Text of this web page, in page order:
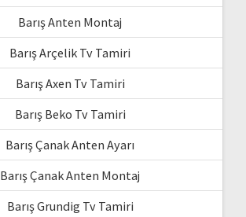
Barış Anten Montaj
Barış Arçelik Tv Tamiri
Barış Axen Tv Tamiri
Barış Beko Tv Tamiri
Barış Çanak Anten Ayarı
Barış Çanak Anten Montaj
Barış Grundig Tv Tamiri